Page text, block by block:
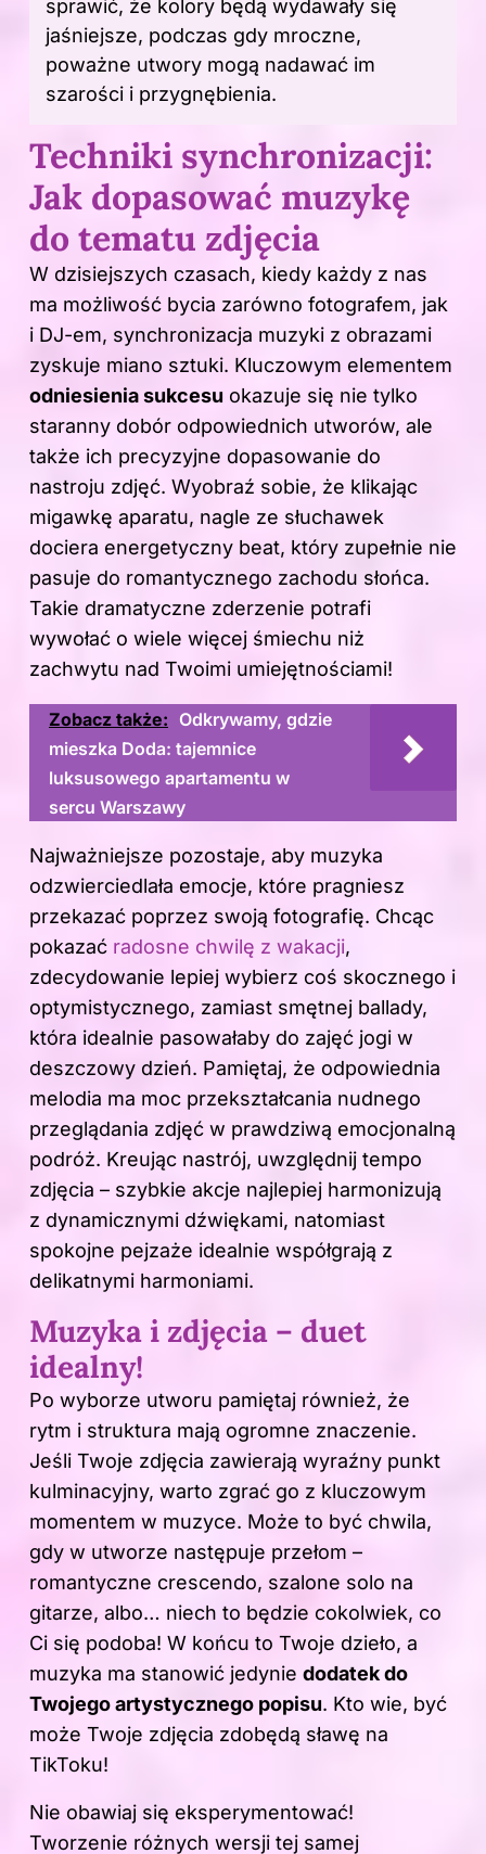
sprawić, że kolory będą wydawały się
jaśniejsze, podczas gdy mroczne,
poważne utwory mogą nadawać im
szarości i przygnębienia.
Techniki synchronizacji:
Jak dopasować muzykę
do tematu zdjęcia
W dzisiejszych czasach, kiedy każdy z nas
ma możliwość bycia zarówno fotografem, jak
i DJ-em, synchronizacja muzyki z obrazami
zyskuje miano sztuki. Kluczowym elementem
odniesienia sukcesu okazuje się nie tylko
staranny dobór odpowiednich utworów, ale
także ich precyzyjne dopasowanie do
nastroju zdjęć. Wyobraź sobie, że klikając
migawkę aparatu, nagle ze słuchawek
dociera energetyczny beat, który zupełnie nie
pasuje do romantycznego zachodu słońca.
Takie dramatyczne zderzenie potrafi
wywołać o wiele więcej śmiechu niż
zachwytu nad Twoimi umiejętnościami!
Zobacz także: Odkrywamy, gdzie
mieszka Doda: tajemnice
luksusowego apartamentu w
sercu Warszawy
Najważniejsze pozostaje, aby muzyka
odzwierciedlała emocje, które pragniesz
przekazać poprzez swoją fotografię. Chcąc
pokazać radosne chwilę z wakacji,
zdecydowanie lepiej wybierz coś skocznego i
optymistycznego, zamiast smętnej ballady,
która idealnie pasowałaby do zajęć jogi w
deszczowy dzień. Pamiętaj, że odpowiednia
melodia ma moc przekształcania nudnego
przeglądania zdjęć w prawdziwą emocjonalną
podróż. Kreując nastrój, uwzględnij tempo
zdjęcia – szybkie akcje najlepiej harmonizują
z dynamicznymi dźwiękami, natomiast
spokojne pejzaże idealnie współgrają z
delikatnymi harmoniami.
Muzyka i zdjęcia – duet
idealny!
Po wyborze utworu pamiętaj również, że
rytm i struktura mają ogromne znaczenie.
Jeśli Twoje zdjęcia zawierają wyraźny punkt
kulminacyjny, warto zgrać go z kluczowym
momentem w muzyce. Może to być chwila,
gdy w utworze następuje przełom –
romantyczne crescendo, szalone solo na
gitarze, albo… niech to będzie cokolwiek, co
Ci się podoba! W końcu to Twoje dzieło, a
muzyka ma stanowić jedynie dodatek do
Twojego artystycznego popisu. Kto wie, być
może Twoje zdjęcia zdobędą sławę na
TikToku!
Nie obawiaj się eksperymentować!
Tworzenie różnych wersji tej samej